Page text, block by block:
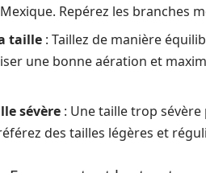
Repérez les branches
taille : Taillez de manière
une bonne aération et
sévère : Une taille trop
des tailles légères et